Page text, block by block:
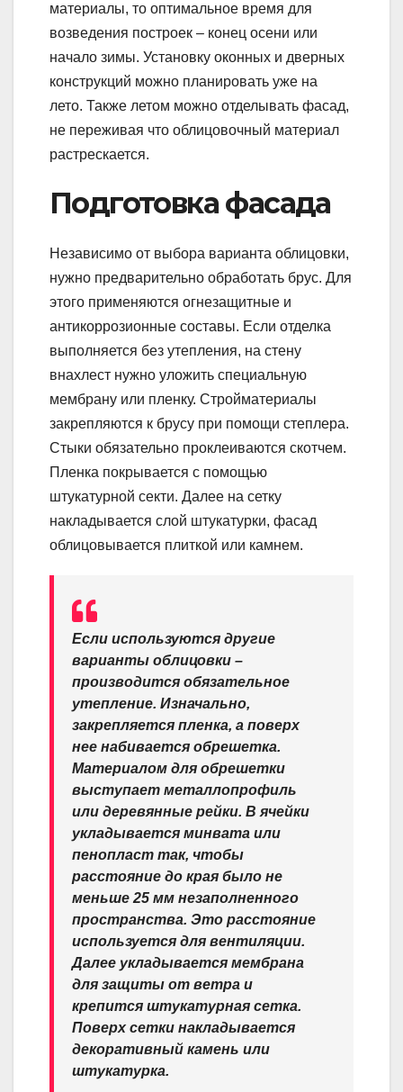
материалы, то оптимальное время для
возведения построек – конец осени или
начало зимы. Установку оконных и дверных
конструкций можно планировать уже на
лето. Также летом можно отделывать фасад,
не переживая что облицовочный материал
растрескается.
Подготовка фасада
Независимо от выбора варианта облицовки,
нужно предварительно обработать брус. Для
этого применяются огнезащитные и
антикоррозионные составы. Если отделка
выполняется без утепления, на стену
внахлест нужно уложить специальную
мембрану или пленку. Стройматериалы
закрепляются к брусу при помощи степлера.
Стыки обязательно проклеиваются скотчем.
Пленка покрывается с помощью
штукатурной секти. Далее на сетку
накладывается слой штукатурки, фасад
облицовывается плиткой или камнем.
Если используются другие
варианты облицовки –
производится обязательное
утепление. Изначально,
закрепляется пленка, а поверх
нее набивается обрешетка.
Материалом для обрешетки
выступает металлопрофиль
или деревянные рейки. В ячейки
укладывается минвата или
пенопласт так, чтобы
расстояние до края было не
меньше 25 мм незаполненного
пространства. Это расстояние
используется для вентиляции.
Далее укладывается мембрана
для защиты от ветра и
крепится штукатурная сетка.
Поверх сетки накладывается
декоративный камень или
штукатурка.